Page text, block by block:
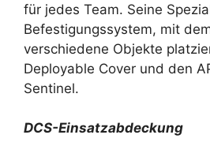
für jedes Team. Seine
Befestigungssystem, mit
verschiedene Objekte
Deployable Cover und den
Sentinel.
DCS-Einsatzabdeckung